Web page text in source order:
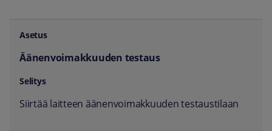
Äänenvoimakkuuden testaus
Siirtää laitteen äänenvoimakkuuden testaustilaan